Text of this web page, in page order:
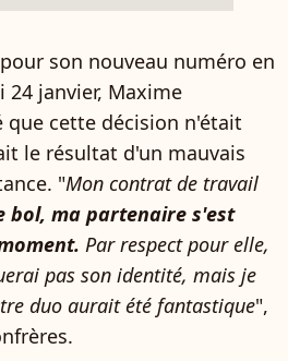
son nouveau numéro en
24 janvier, Maxime
que cette décision n'était
le résultat d'un mauvais
"Mon contrat de travail
bol, ma partenaire s'est
Par respect pour elle,
pas son identité, mais je
duo aurait été fantastique",